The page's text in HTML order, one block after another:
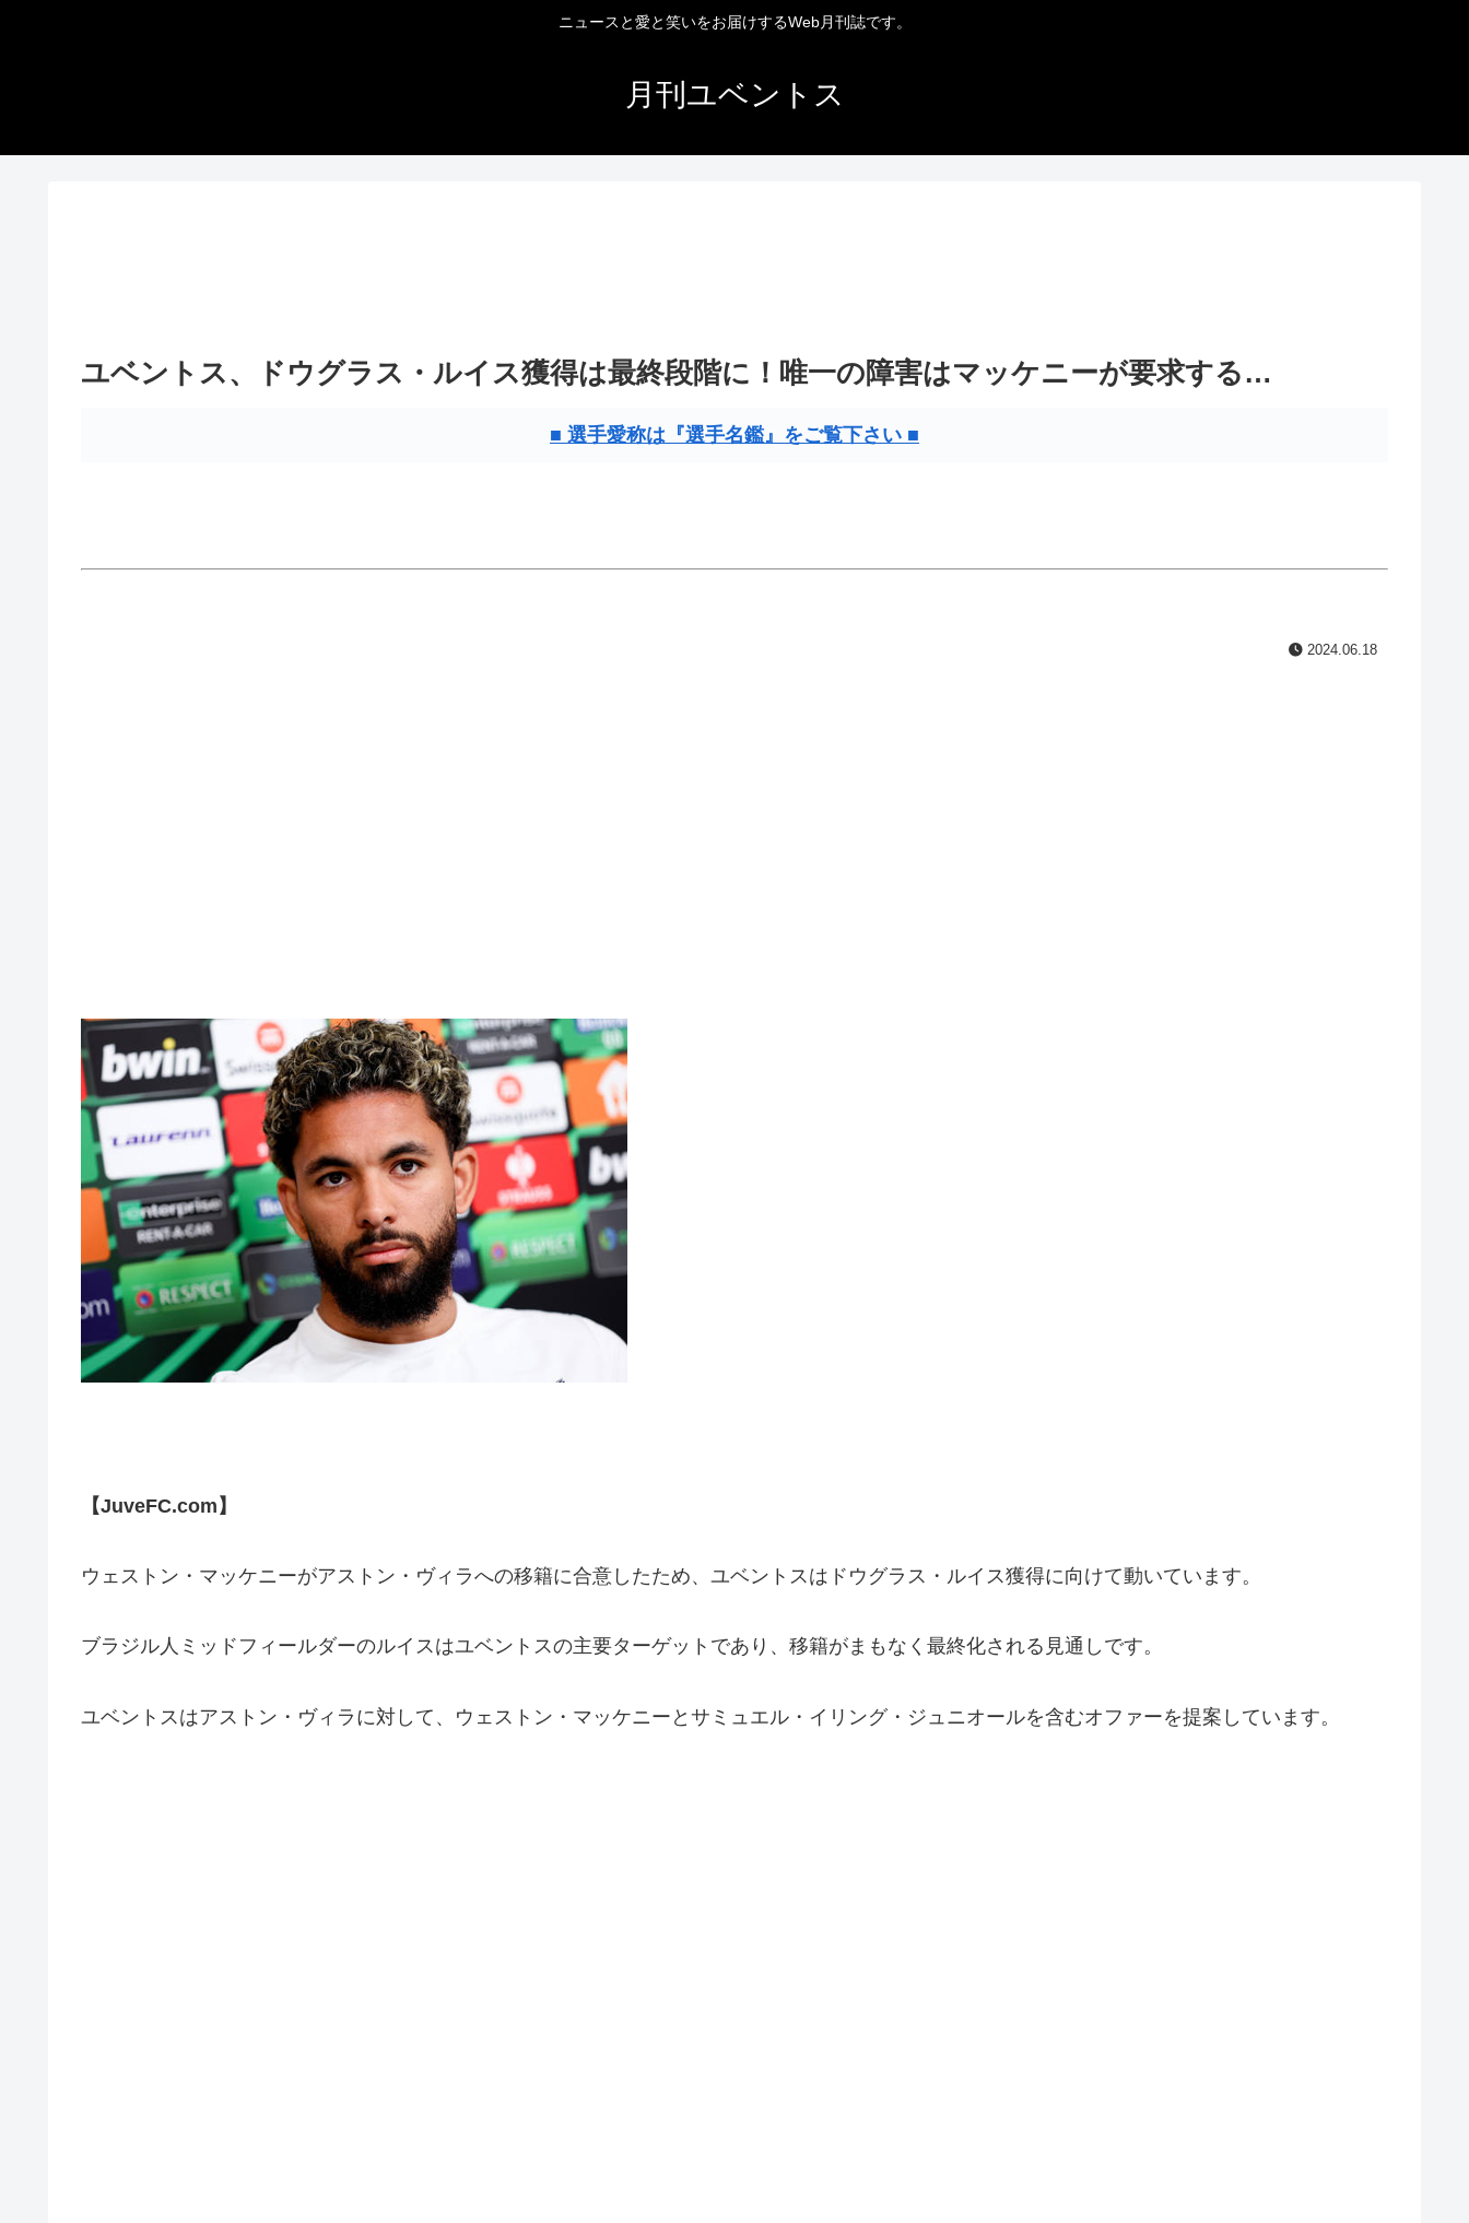
ニュースと愛と笑いをお届けするWeb月刊誌です。
月刊ユベントス
ユベントス、ドウグラス・ルイス獲得は最終段階に！唯一の障害はマッケニーが要求する…
■ 選手愛称は『選手名鑑』をご覧下さい ■
2024.06.18
【JuveFC.com】
ウェストン・マッケニーがアストン・ヴィラへの移籍に合意したため、ユベントスはドウグラス・ルイス獲得に向けて動いています。
ブラジル人ミッドフィールダーのルイスはユベントスの主要ターゲットであり、移籍がまもなく最終化される見通しです。
ユベントスはアストン・ヴィラに対して、ウェストン・マッケニーとサミュエル・イリング・ジュニオールを含むオファーを提案しています。